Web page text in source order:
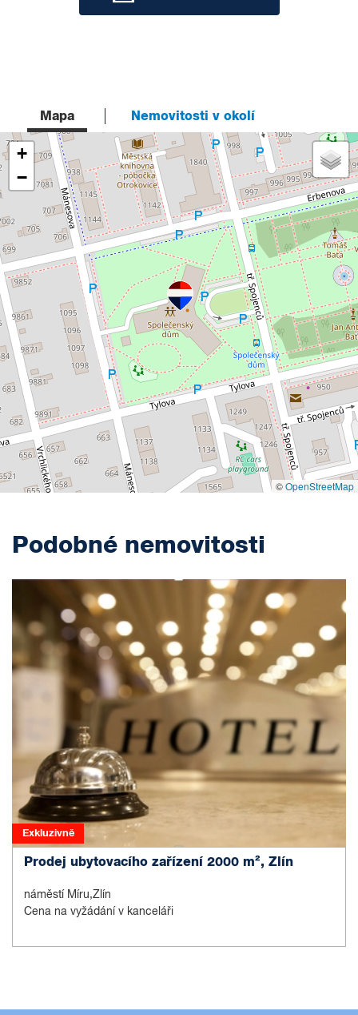
Mapa Nemovitosti v okolí
+
−
©OpenStreetMap
Podobné nemovitosti
Exkluzivně
Prodej ubytovacího zařízení 2000 m², Zlín
náměstí Míru,Zlín
Cena na vyžádání v kanceláři